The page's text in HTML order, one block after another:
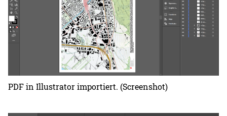
PDF in Illustrator importiert. (Screenshot)